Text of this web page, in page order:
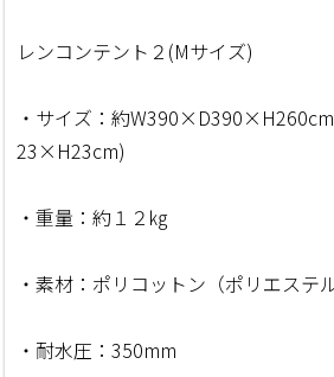
レンコンテント２(Mサイズ)
・サイズ：約
23×H23cm)
・重量：約１２㎏
・素材：ポリコットン（ポリエステ
・耐水圧：350mm